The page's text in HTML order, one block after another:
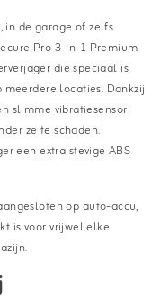
in de garage of zelfs
Pro 3-in-1 Premium
die speciaal is
locaties. Dankzij
slimme vibratiesensor
ze te schaden.
een extra stevige ABS
op auto-accu,
is voor vrijwel elke